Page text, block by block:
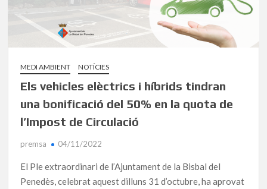
MEDI AMBIENT NOTÍCIES
Els vehicles elèctrics i híbrids tindran
una bonificació del 50% en la quota de
l’Impost de Circulació
premsa 04/11/2022
El Ple extraordinari de l’Ajuntament de la Bisbal del
Penedès, celebrat aquest dilluns 31 d’octubre, ha aprovat